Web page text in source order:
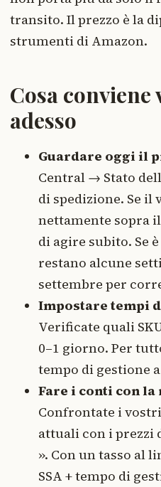
transito. Il prezzo è la
strumenti di Amazon.
Cosa
adesso
Guardare oggi il
Central → Stato
di spedizione. Se il
nettamente sopra
di agire subito. Se
restano alcune
settembre per
Impostare tempi
Verificate quali
0–1 giorno. Per
tempo di gestione
Fare i conti con
Confrontate i
attuali con i prezzi
». Con un tasso al
SSA + tempo di